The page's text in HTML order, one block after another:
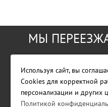
МЫ
МАГАЗИН
НОВОМУ
Фирменный
Используя сайт, вы
Cookies для корректной
персонализации и других
Политикой